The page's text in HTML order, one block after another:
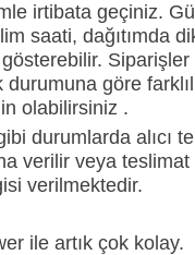
irtibata geçiniz.
saati, dağıtımda
göre
olabilirsiniz .
durumlarda alıcı
verilir veya
verilmektedir.
ile artık çok kolay.